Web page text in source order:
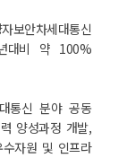
보안차세대통신
대비 약 100%
통신 분야 공동
양성과정 개발,
자원 및 인프라